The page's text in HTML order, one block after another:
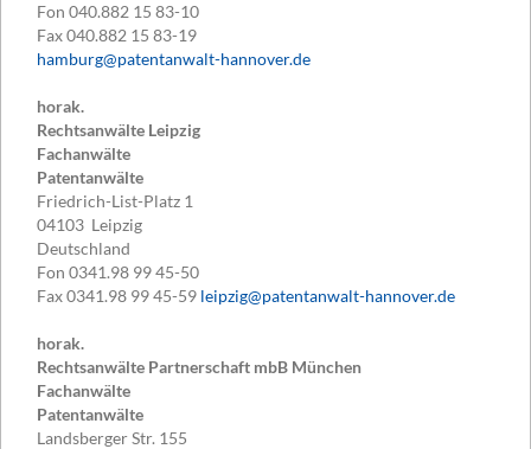
Fon 040.882 15 83-10
Fax040.882 15 83-19
hamburg@patentanwalt-hannover.de
horak.
Rechtsanwälte Leipzig
Fachanwälte
Patentanwälte
Friedrich-List-Platz 1
04103 Leipzig
Deutschland
Fon 0341.98 99 45-50
Fax0341.98 99 45-59 leipzig@patentanwalt-hannover.de
horak.
Rechtsanwälte Partnerschaft mbB München
Fachanwälte
Patentanwälte
Landsberger Str. 155